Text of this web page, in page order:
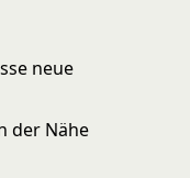
neue
der Nähe